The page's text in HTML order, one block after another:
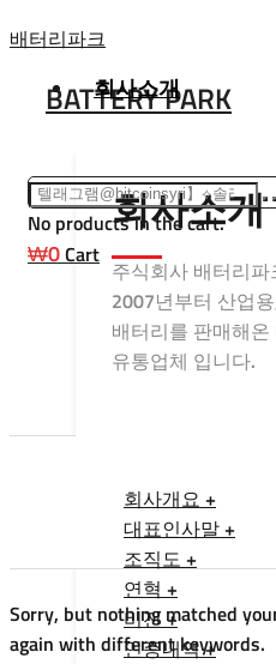
Skip
content
배터리파크
BATTERY PARK
회사소개
회사소개
주식회사 배터리
2007년부터 산업
배터리를 판매해
유통업체 입니다.
회사개요 +
대표인사말 +
조직도 +
연혁 +
비전 +
인증내역 +
No products in the cart.
₩0Cart
Sorry, but nothing matched
again with different keywords.